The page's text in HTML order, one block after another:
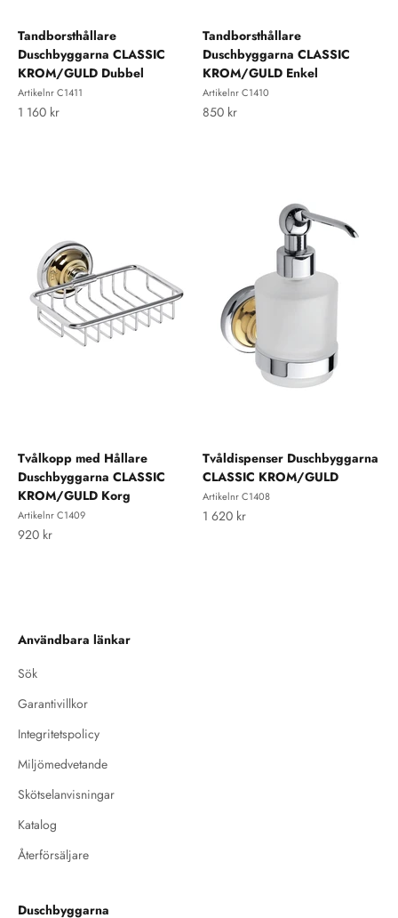
Tandborsthållare
Duschbyggarna CLASSIC
KROM/GULD Dubbel
Artikelnr C1411
REA-pris
1 160 kr
Tandborsthållare
Duschbyggarna CLASSIC
KROM/GULD Enkel
Artikelnr C1410
REA-pris
850 kr
Tvålkopp med Hållare
Duschbyggarna CLASSIC
KROM/GULD Korg
Artikelnr C1409
REA-pris
920 kr
Tvåldispenser Duschbyggarna
CLASSIC KROM/GULD
Artikelnr C1408
REA-pris
1 620 kr
Användbara länkar
Sök
Garantivillkor
Integritetspolicy
Miljömedvetande
Skötselanvisningar
Katalog
Återförsäljare
Duschbyggarna